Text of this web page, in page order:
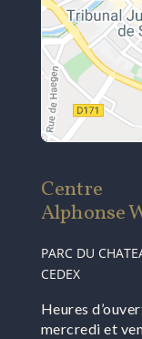
Centre
Alphonse
PARC DU
CEDEX
Heures
mercredi et